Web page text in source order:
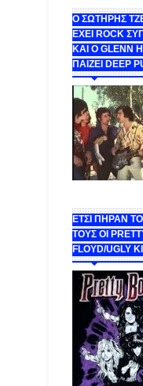
Ο ΣΩΤΗΡΗΣ
ΕΧΕΙ ROCK
ΚΑΙ Ο GLENN
ΠΑΙΖΕΙ DEEP
ΕΤΣΙ ΠΗΡΑΝ
ΤΟΥΣ ΟΙ
FLOYD/UGLY